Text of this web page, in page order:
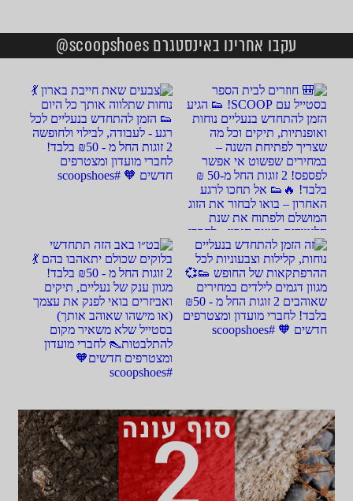
עקבו אחרינו באינסטגרם scoopshoes@